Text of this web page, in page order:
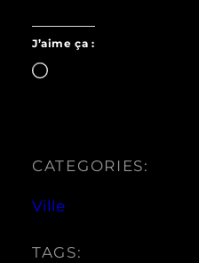
J’aime ça :
Chargement…
CATEGORIES:
Ville
TAGS: